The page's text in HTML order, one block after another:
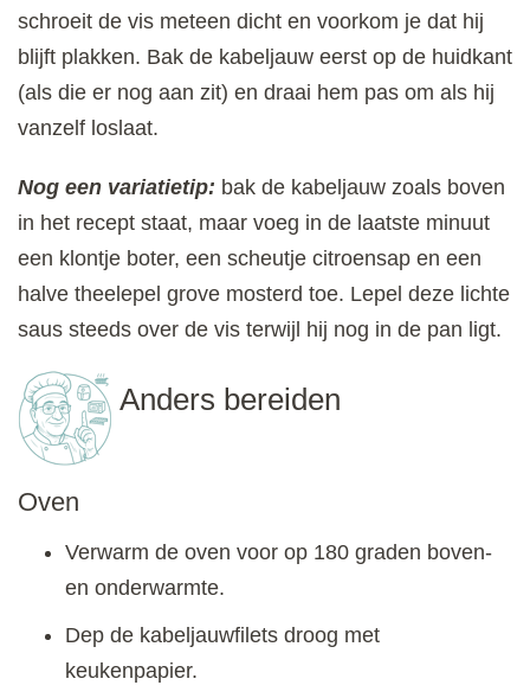
schroeit de vis meteen dicht en voorkom je dat hij
blijft plakken. Bak de kabeljauw eerst op de huidkant
(als die er nog aan zit) en draai hem pas om als hij
vanzelf loslaat.
Nog een variatietip: bak de kabeljauw zoals boven
in het recept staat, maar voeg in de laatste minuut
een klontje boter, een scheutje citroensap en een
halve theelepel grove mosterd toe. Lepel deze lichte
saus steeds over de vis terwijl hij nog in de pan ligt.
Anders bereiden
Oven
Verwarm de oven voor op 180 graden boven-
en onderwarmte.
Dep de kabeljauwfilets droog met
keukenpapier.